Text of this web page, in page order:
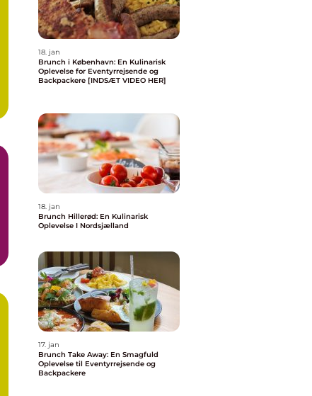
18. jan
Brunch i København: En Kulinarisk
Oplevelse for Eventyrrejsende og
Backpackere [INDSÆT VIDEO HER]
18. jan
Brunch Hillerød: En Kulinarisk
Oplevelse I Nordsjælland
17. jan
Brunch Take Away: En Smagfuld
Oplevelse til Eventyrrejsende og
Backpackere